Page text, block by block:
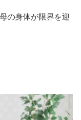
の身体が限界を迎